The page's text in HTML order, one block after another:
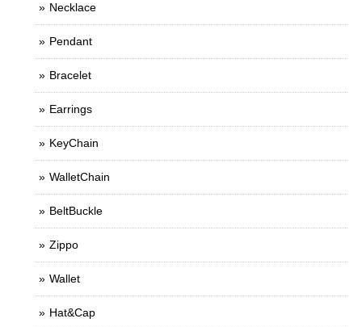
Necklace
Pendant
Bracelet
Earrings
KeyChain
WalletChain
BeltBuckle
Zippo
Wallet
Hat&Cap